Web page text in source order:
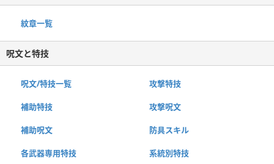
紋章一覧
呪文と特技
呪文/特技一覧 攻撃特技
補助特技 攻撃呪文
補助呪文 防具スキル
各武器専用特技 系統別特技